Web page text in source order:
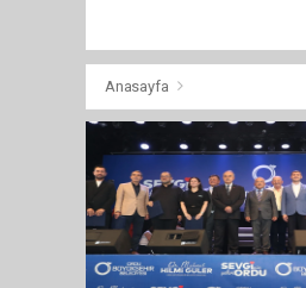
Anasayfa